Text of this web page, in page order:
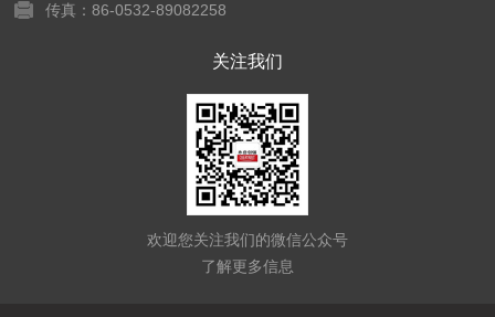
传真：86-0532-89082258
关注我们
欢迎您关注我们的微信公众号
了解更多信息